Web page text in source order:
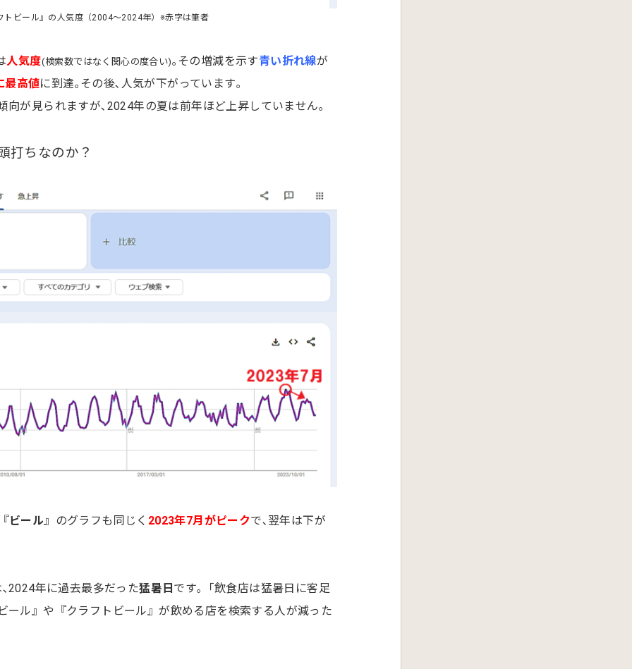
トビール』の人気度（2004～2024年）※赤字は筆者
人気度(検索数ではなく関心の度合い)｡その増減を示す青い折れ線が
最高値に到達｡その後､人気が下がっています｡
向が見られますが､2024年の夏は前年ほど上昇していません｡
打ちなのか？
ビール』のグラフも同じく 2023年7月 がピークで､翌年は下が
2024年に過去最多だった猛暑日 です｡「飲食店は猛暑日に客足
ール』や『クラフトビール』が飲める店を検索する人が減った